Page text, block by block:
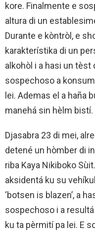
kore. Finalmente e
altura di un
Durante e kòntròl, e
karakterístika di un
alkohòl i a hasi un tèst
sospechoso a
lei. Ademas el a haña
manehá sin hèlm bistí.
Djasabra 23 di mei,
detené un hòmber di
riba Kaya Nikiboko
aksidentá ku su
‘botsen is blazen’, a
sospechoso i a
ku ta pèrmití pa lei. E